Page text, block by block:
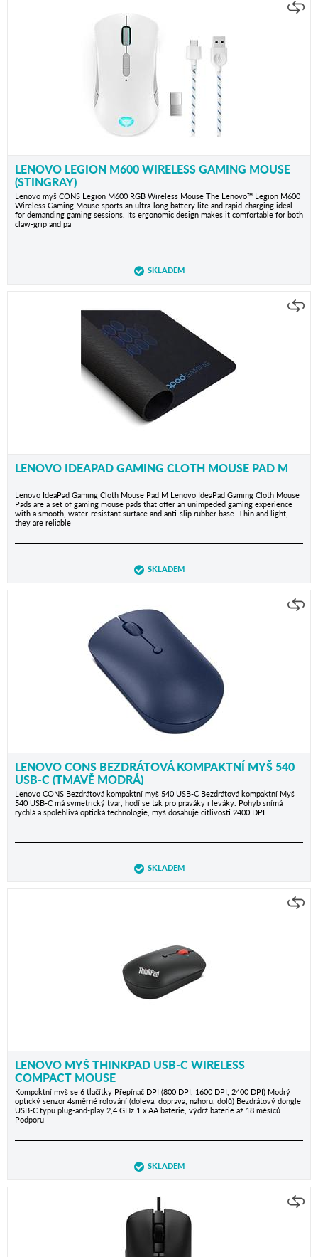
LENOVO LEGION M600 WIRELESS GAMING MOUSE
(STINGRAY)
Lenovo myš CONS Legion M600 RGB Wireless Mouse The Lenovo™ Legion M600
Wireless Gaming Mouse sports an ultra-long battery life and rapid-charging ideal
for demanding gaming sessions. Its ergonomic design makes it comfortable for both
claw-grip and pa
SKLADEM
LENOVO IDEAPAD GAMING CLOTH MOUSE PAD M
Lenovo IdeaPad Gaming Cloth Mouse Pad M Lenovo IdeaPad Gaming Cloth Mouse
Pads are a set of gaming mouse pads that offer an unimpeded gaming experience
with a smooth, water-resistant surface and anti-slip rubber base. Thin and light,
they are reliable
SKLADEM
LENOVO CONS BEZDRÁTOVÁ KOMPAKTNÍ MYŠ 540
USB-C (TMAVĚ MODRÁ)
Lenovo CONS Bezdrátová kompaktní myš 540 USB-C Bezdrátová kompaktní Myš
540 USB-C má symetrický tvar, hodí se tak pro praváky i leváky. Pohyb snímá
rychlá a spolehlivá optická technologie, myš dosahuje citlivosti 2400 DPI.
SKLADEM
LENOVO MYŠ THINKPAD USB-C WIRELESS
COMPACT MOUSE
Kompaktní myš se 6 tlačítky Přepínač DPI (800 DPI, 1600 DPI, 2400 DPI) Modrý
optický senzor 4směrné rolování (doleva, doprava, nahoru, dolů) Bezdrátový dongle
USB-C typu plug-and-play 2,4 GHz 1 x AA baterie, výdrž baterie až 18 měsíců
Podporu
SKLADEM